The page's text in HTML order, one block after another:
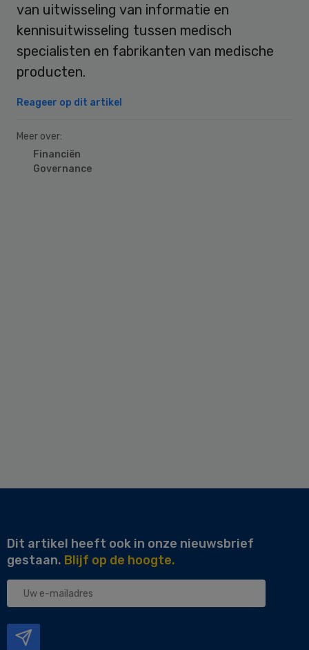
van uitwisseling van informatie en
kennisuitwisseling tussen medisch
specialisten en fabrikanten van medische
producten.
Reageer op dit artikel
Meer over:
Financiën
Governance
Dit artikel heeft ook in onze nieuwsbrief
gestaan. Blijf op de hoogte.
Uw